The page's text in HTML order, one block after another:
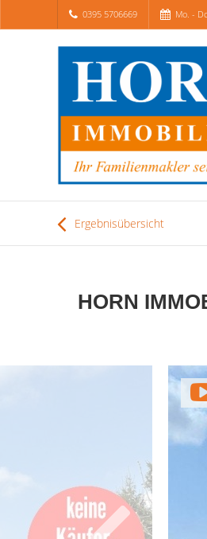
0395 5706669 Mo. -
Ergebnisübersicht
HORN